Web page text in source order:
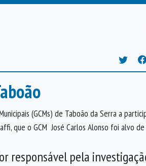
(GCMs) de Taboão da Serra a
que o GCM José Carlos Alonso foi alvo de
responsável pela